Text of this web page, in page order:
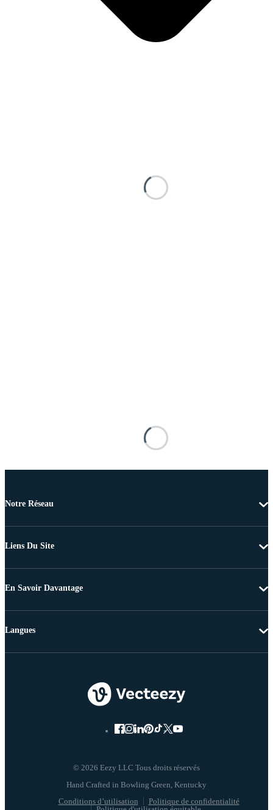
Notre Réseau
Liens Du Site
En Savoir Davantage
© 2026 Eezy LLC Tous droits réservés
Conditions d’utilisation
Politique de confidentialité
Langues